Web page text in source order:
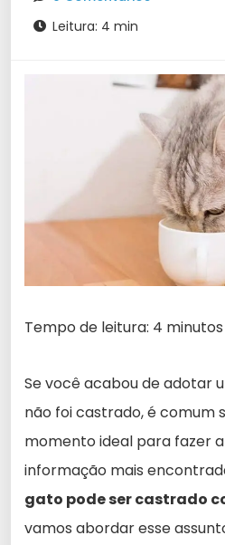
Leitura: 4 min
Tempo de leitura: 4 minutos
Se você acabou de adotar
não foi castrado, é comum
momento ideal para fazer
informação mais
gato pode ser castrado
vamos abordar esse